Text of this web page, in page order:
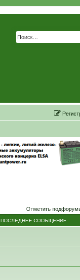
Регист
Отметить
ПОСЛЕДНЕЕ СООБЩЕНИЕ